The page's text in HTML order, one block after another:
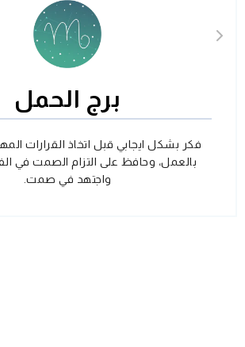
برج الحمل
فكر بشكل ايجابي قبل اتخاذ القرارات
بالعمل، وحافظ على التزام الصمت في
واجتهد في صمت.